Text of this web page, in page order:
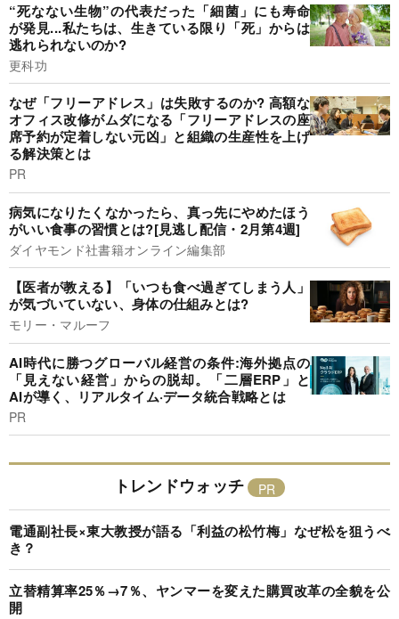
“死なない生物”の代表だった「細菌」にも寿命
が発見...私たちは、生きている限り「死」からは
逃れられないのか?
更科功
なぜ「フリーアドレス」は失敗するのか? 高額な
オフィス改修がムダになる「フリーアドレスの座
席予約が定着しない元凶」と組織の生産性を上げ
る解決策とは
PR
病気になりたくなかったら、真っ先にやめたほう
がいい食事の習慣とは?[見逃し配信・2月第4週]
ダイヤモンド社書籍オンライン編集部
【医者が教える】「いつも食べ過ぎてしまう人」
が気づいていない、身体の仕組みとは?
モリー・マルーフ
AI時代に勝つグローバル経営の条件:海外拠点の
「見えない経営」からの脱却。「二層ERP」と
AIが導く、リアルタイム·データ統合戦略とは
PR
トレンドウォッチ
電通副社長×東大教授が語る「利益の松竹梅」なぜ松を狙うべ
き？
立替精算率25％→7％、ヤンマーを変えた購買改革の全貌を公
開